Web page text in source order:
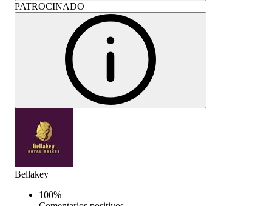
PATROCINADO
Bellakey
100%